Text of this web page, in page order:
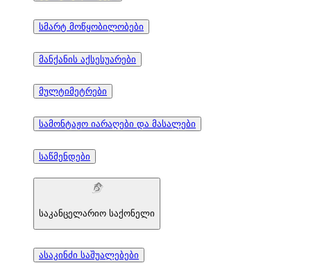
სმარტ მოწყობილობები
მანქანის აქსესუარები
მულტიმეტრები
სამონტაჟო იარაღები და მასალები
საწმენდები
საკანცელარიო საქონელი
ასაკინძი საშუალებები